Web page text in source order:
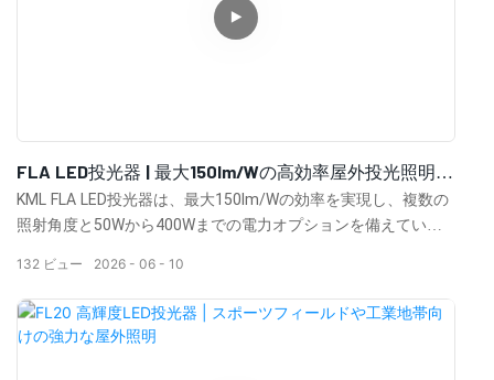
FLA LED投光器 | 最大150lm/Wの高効率屋外投光照明ソ
リューション
KML FLA LED投光器は、最大150lm/Wの効率を実現し、複数の
照射角度と50Wから400Wまでの電力オプションを備えていま
プロジェクトなど、屋外用途向けに設計されています。
2026 06 10
132 ビュー